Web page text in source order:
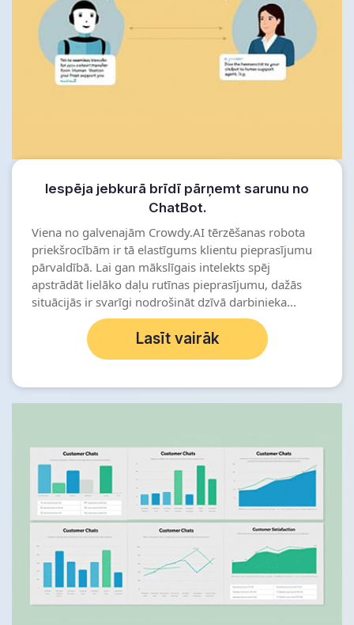
Iespēja jebkurā brīdī pārņemt sarunu no
ChatBot.
Viena no galvenajām Crowdy.AI tērzēšanas robota
priekšrocībām ir tā elastīgums klientu pieprasījumu
pārvaldībā. Lai gan mākslīgais intelekts spēj
apstrādāt lielāko daļu rutīnas pieprasījumu, dažās
situācijās ir svarīgi nodrošināt dzīvā darbinieka...
Lasīt vairāk